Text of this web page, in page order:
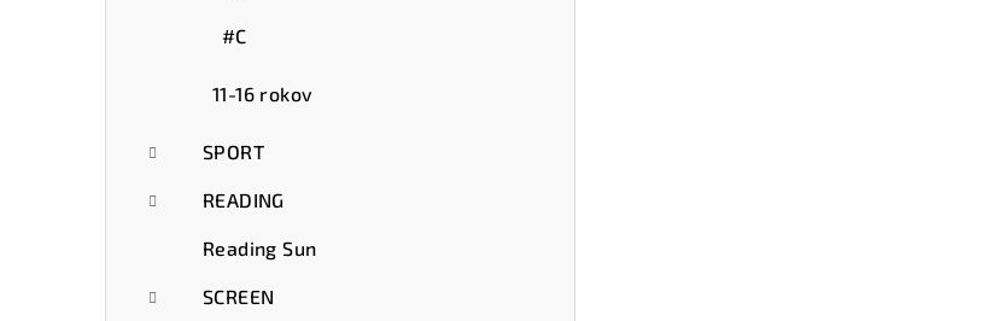
#C
11-16 rokov
SPORT
READING
Reading Sun
SCREEN